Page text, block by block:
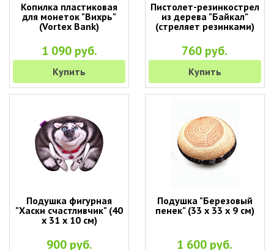
Копилка пластиковая
для монеток "Вихрь"
(Vortex Bank)
1 090 руб.
Купить
Пистолет-резинкострел
из дерева "Байкал"
(стреляет резинками)
760 руб.
Купить
Подушка фигурная
"Хаски счастливчик" (40
х 31 х 10 см)
900 руб.
Подушка "Березовый
пенек" (33 х 33 х 9 см)
1 600 руб.